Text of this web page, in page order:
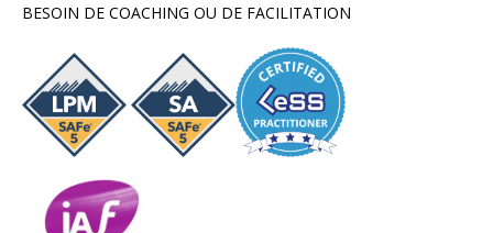
BESOIN DE COACHING OU DE FACILITATION